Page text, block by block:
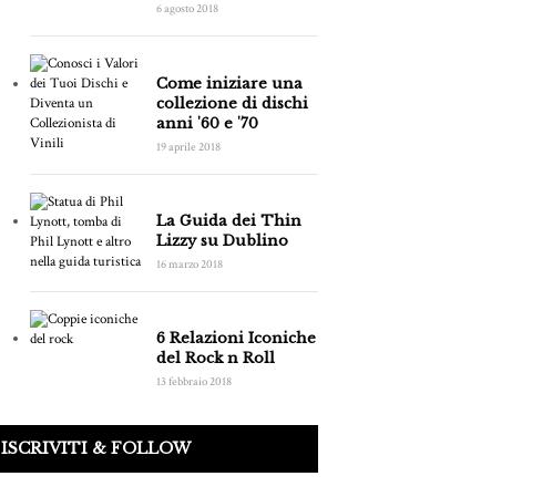
6 agosto 2018
Come iniziare una
collezione di dischi
anni '60 e '70
19 aprile 2018
La Guida dei Thin
Lizzy su Dublino
16 marzo 2018
6 Relazioni Iconiche
del Rock n Roll
13 febbraio 2018
ISCRIVITI & FOLLOW